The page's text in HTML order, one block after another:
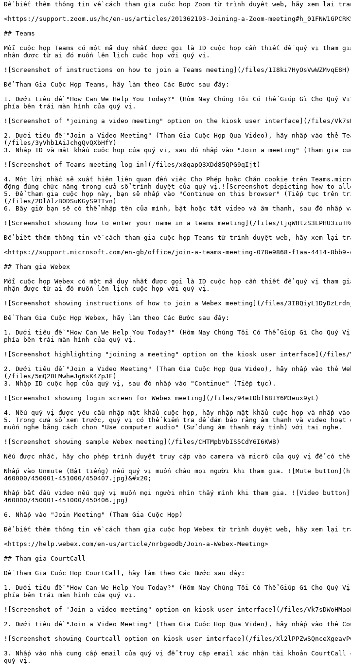
Để biết thêm thông tin về cách tham gia cuộc họp Zoom từ trình duyệt web, hãy xem lại
<https://support.zoom.us/hc/en-us/articles/201362193-Joining-a-Zoom-
## Teams
Mỗi cuộc họp Teams có một mã duy nhất được gọi là ID cuộc họp cần thiết để quý vị
nhận được từ ai đó muốn lên lịch cuộc họp với quý vị.
![Screenshot of instructions on how to join a Teams meeting](/files/1I8ki7HyOsVwWZMvqE8H)
Để Tham Gia Cuộc Họp Teams, hãy làm theo Các Bước sau đây:
1. Dưới tiêu đề "How Can We Help You Today?" (Hôm Nay Chúng Tôi Có Thể Giúp Gì Cho
phía bên trái màn hình của quý vị.
![Screenshot of "joining a video meeting" option on the kiosk user interface](/files/
2. Dưới tiêu đề "Join a Video Meeting" (Tham Gia Cuộc Họp Qua Video), hãy nhấp vào thẻ
(/files/3yVhb1AiJchgQvQXbHfY)
3. Nhập ID và mật khẩu cuộc họp của quý vị, sau đó nhấp vào "Join a meeting" (Tham gia
![Screenshot of Teams meeting log in](/files/x8qapQ3XDd85QPG9qIjt)
4. Một lời nhắc sẽ xuất hiện liên quan đến việc Cho Phép hoặc Chặn cookie trên
động đúng chức năng trong cửa sổ trình duyệt của quý vị.![Screenshot depicting how to
5. Để tham gia cuộc họp này, bạn sẽ nhấp vào "Continue on this browser" (Tiếp tục trên
(/files/2DlAlzB0DSuKGyS9TTvn)
6. Bây giờ bạn sẽ có thể nhập tên của mình, bật hoặc tắt video và âm thanh, sau đó nhấp
![Screenshot showing how to enter your name in a teams meeting](/files/
Để biết thêm thông tin về cách tham gia cuộc họp Teams từ trình duyệt web, hãy xem lại
<https://support.microsoft.com/en-gb/office/join-a-teams-meeting-078e9868-f1aa-4414-8bb9-
## Tham gia Webex
Mỗi cuộc họp Webex có một mã duy nhất được gọi là ID cuộc họp cần thiết để quý vị
nhận được từ ai đó muốn lên lịch cuộc họp với quý vị.
![Screenshot showing instructions of how to join a Webex meeting](/files/
Để Tham Gia Cuộc Họp Webex, hãy làm theo Các Bước sau đây:
1. Dưới tiêu đề "How Can We Help You Today?" (Hôm Nay Chúng Tôi Có Thể Giúp Gì Cho
phía bên trái màn hình của quý vị.
![Screenshot highlighting "joining a meeting" option on the kiosk user interface](/files/
2. Dưới tiêu đề "Join a Video Meeting" (Tham Gia Cuộc Họp Qua Video), hãy nhấp vào thẻ
(/files/5mQ20LMwheJg6sK4ZpJE)
3. Nhập ID cuộc họp của quý vị, sau đó nhấp vào "Continue" (Tiếp tục).
![Screenshot showing login screen for Webex meeting](/files/94eIDbf68IY6M3eux9yL)
4. Nếu quý vị được yêu cầu nhập mật khẩu cuộc họp, hãy nhập mật khẩu cuộc họp và nhấp
5. Trong cửa sổ xem trước, quý vị có thể kiểm tra để đảm bảo rằng âm thanh và video
muốn nghe bằng cách chọn "Use computer audio" (Sử dụng âm thanh máy tính) với tai nghe.
![Screenshot showing sample Webex meeting](/files/CHTMpbVbIS5CdY6I6KWB)
Nếu được nhắc, hãy cho phép trình duyệt truy cập vào camera và micrô của quý vị để có
Nhấp vào Unmute (Bật tiếng) nếu quý vị muốn chào mọi người khi tham gia. ![Mute
460000/450001-451000/450407.jpg)&#x20;
Nhấp bắt đầu video nếu quý vị muốn mọi người nhìn thấy mình khi tham gia. ![Video
460000/450001-451000/450406.jpg)
6. Nhấp vào "Join Meeting" (Tham Gia Cuộc Họp)
Để biết thêm thông tin về cách tham gia cuộc họp Webex từ trình duyệt web, hãy xem lại
<https://help.webex.com/en-us/article/nrbgeodb/Join-a-Webex-Meeting>
## Tham gia CourtCall
Để Tham Gia Cuộc Họp CourtCall, hãy làm theo Các Bước sau đây:
1. Dưới tiêu đề "How Can We Help You Today?" (Hôm Nay Chúng Tôi Có Thể Giúp Gì Cho
phía bên trái màn hình của quý vị.
![Screenshot of 'Join a video meeting" option on kiosk user interface](/files/
2. Dưới tiêu đề "Join a Video Meeting" (Tham Gia Cuộc Họp Qua Video), hãy nhấp vào thẻ
![Screenshot showing Courtcall option on kiosk user interface](/files/
3. Nhấp vào nhà cung cấp email của quý vị để truy cập email xác nhận tài khoản
quý vị.